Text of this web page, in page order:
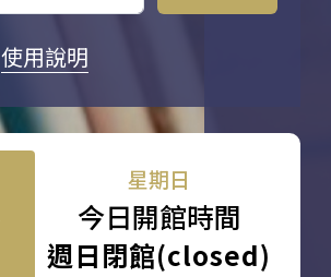
使用說明
星期日
今日開館時間
週日閉館(closed)